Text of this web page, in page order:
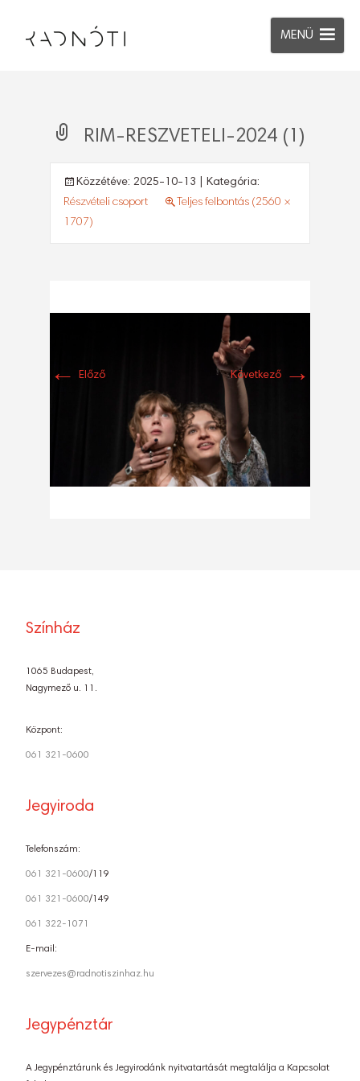
MENÜ
RIM-RESZVETELI-2024 (1)
Közzétéve: 2025-10-13 | Kategória:
Részvételi csoport
Teljes felbontás (2560 ×
1707)
← Előző Következő →
Színház
1065 Budapest,
Nagymező u. 11.
Központ:
061 321-0600
Jegyiroda
Telefonszám:
061 321-0600/119
061 321-0600/149
061 322-1071
E-mail:
szervezes@radnotiszinhaz.hu
Jegypénztár
A Jegypénztárunk és Jegyirodánk nyitvatartását megtalálja a Kapcsolat